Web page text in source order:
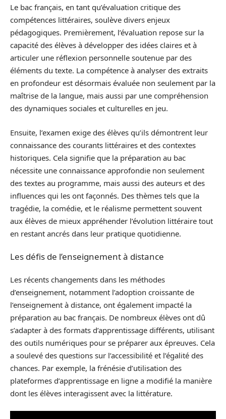
Le bac français, en tant qu’évaluation critique des
compétences littéraires, soulève divers enjeux
pédagogiques. Premièrement, l’évaluation repose sur la
capacité des élèves à développer des idées claires et à
articuler une réflexion personnelle soutenue par des
éléments du texte. La compétence à analyser des extraits
en profondeur est désormais évaluée non seulement par la
maîtrise de la langue, mais aussi par une compréhension
des dynamiques sociales et culturelles en jeu.
Ensuite, l’examen exige des élèves qu’ils démontrent leur
connaissance des courants littéraires et des contextes
historiques. Cela signifie que la préparation au bac
nécessite une connaissance approfondie non seulement
des textes au programme, mais aussi des auteurs et des
influences qui les ont façonnés. Des thèmes tels que la
tragédie, la comédie, et le réalisme permettent souvent
aux élèves de mieux appréhender l’évolution littéraire tout
en restant ancrés dans leur pratique quotidienne.
Les défis de l’enseignement à distance
Les récents changements dans les méthodes
d’enseignement, notamment l’adoption croissante de
l’enseignement à distance, ont également impacté la
préparation au bac français. De nombreux élèves ont dû
s’adapter à des formats d’apprentissage différents, utilisant
des outils numériques pour se préparer aux épreuves. Cela
a soulevé des questions sur l’accessibilité et l’égalité des
chances. Par exemple, la frénésie d’utilisation des
plateformes d’apprentissage en ligne a modifié la manière
dont les élèves interagissent avec la littérature.